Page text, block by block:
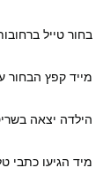
r
בחור טייל
מייד קפץ הבחור
הילדה יצאה
מיד הגיעו כתבי